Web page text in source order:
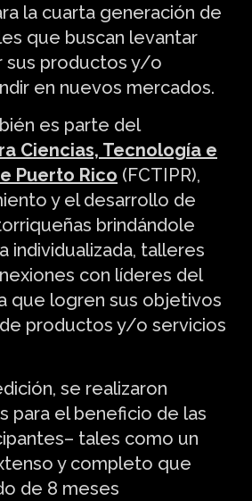
la cuarta generación de
que buscan levantar
sus productos y/o
en nuevos mercados.
es parte del
Ciencias, Tecnología e
Puerto Rico (FCTIPR),
y el desarrollo de
brindándole
individualizada, talleres
con líderes del
que logren sus objetivos
productos y/o servicios
se realizaron
para el beneficio de las
tales como un
y completo que
de 8 meses